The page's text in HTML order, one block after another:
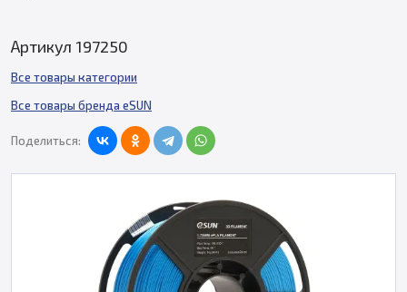
Артикул 197250
Все товары категории
Все товары бренда eSUN
Поделиться: